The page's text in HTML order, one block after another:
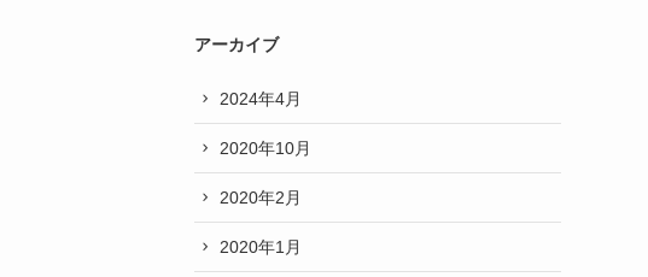
アーカイブ
2024年4月
2020年10月
2020年2月
2020年1月